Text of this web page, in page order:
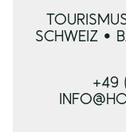
SCHWEIZ •
+49